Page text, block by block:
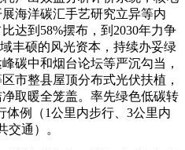
海洋碳汇手艺研究立异等内
达到58%摆布，到2030年力争
丰硕的风光资本，持续办妥绿
碳中和烟台论坛等严沉勾当，
市整县屋顶分布式光伏扶植，
取暖全笼盖。率先绿色低碳转
体例（1公里内步行、3公里内
交通）。